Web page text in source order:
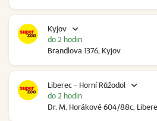
Kyjov
Brandlova 1376, Kyjov
do 2 hodin
Liberec - Horní Růžodol
Dr. M. Horákové 604/88c,
do 2 hodin